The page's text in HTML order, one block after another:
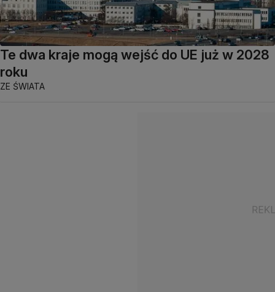
Te dwa kraje mogą wejść do UE już w 2028
roku
ZE ŚWIATA